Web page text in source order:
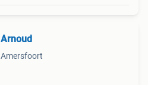
Arnoud
Amersfoort